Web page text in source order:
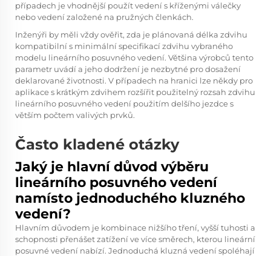
případech je vhodnější použít vedení s kříženými válečky
nebo vedení založené na pružných členkách.
Inženýři by měli vždy ověřit, zda je plánovaná délka zdvihu
kompatibilní s minimální specifikací zdvihu vybraného
modelu lineárního posuvného vedení. Většina výrobců tento
parametr uvádí a jeho dodržení je nezbytné pro dosažení
deklarované životnosti. V případech na hranici lze někdy pro
aplikace s krátkým zdvihem rozšířit použitelný rozsah zdvihu
lineárního posuvného vedení použitím delšího jezdce s
větším počtem valivých prvků.
Často kladené otázky
Jaký je hlavní důvod výběru
lineárního posuvného vedení
namísto jednoduchého kluzného
vedení?
Hlavním důvodem je kombinace nižšího tření, vyšší tuhosti a
schopnosti přenášet zatížení ve více směrech, kterou lineární
posuvné vedení nabízí. Jednoduchá kluzná vedení spoléhají